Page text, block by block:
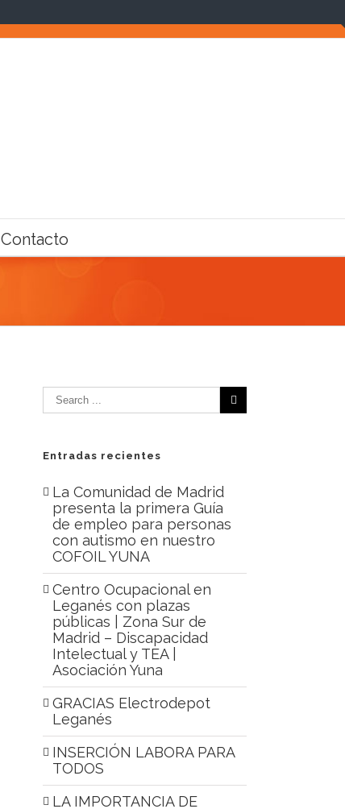
Contacto
Entradas recientes
La Comunidad de Madrid
presenta la primera Guía
de empleo para personas
con autismo en nuestro
COFOIL YUNA
Centro Ocupacional en
Leganés con plazas
públicas | Zona Sur de
Madrid – Discapacidad
Intelectual y TEA |
Asociación Yuna
GRACIAS Electrodepot
Leganés
INSERCIÓN LABORA PARA
TODOS
LA IMPORTANCIA DE